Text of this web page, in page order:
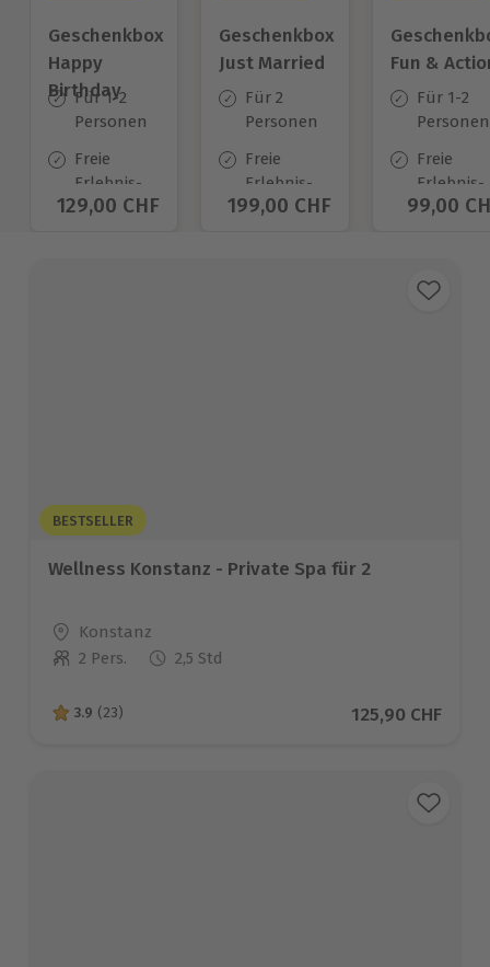
Geschenkbox
Happy
Birthday
Für 1-2
Personen
Freie
Erlebnis-
Auswahl
Aktueller Preis
129,00 CHF
Geschenkbox
Just Married
Für 2
Personen
Freie
Erlebnis-
Auswahl
Aktueller Preis
199,00 CHF
Fun &
Für 1-2
Personen
Freie
Erlebnis-
Auswahl
99,00
BESTSELLER
Wellness Konstanz - Private Spa für 2
Standort
Konstanz
Anzahl der Teilnehmer
2 Pers. 2,5 Std
3.9 von 5 Sternen basierend auf 23 Bewertungen
3.9 (23) Aktueller Preis
125,90 CHF